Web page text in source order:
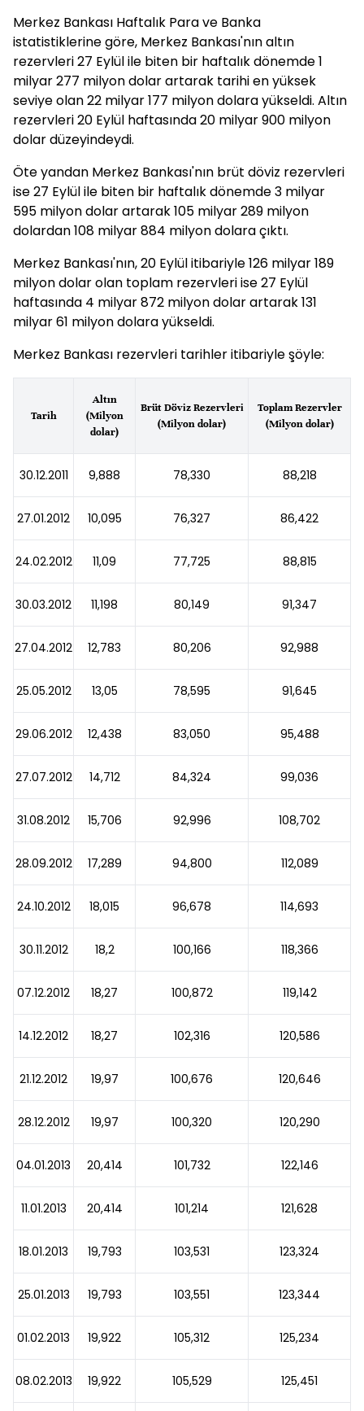
Merkez Bankası Haftalık Para ve Banka
istatistiklerine göre, Merkez Bankası'nın altın
rezervleri 27 Eylül ile biten bir haftalık dönemde 1
milyar 277 milyon dolar artarak tarihi en yüksek
seviye olan 22 milyar 177 milyon dolara yükseldi. Altın
rezervleri 20 Eylül haftasında 20 milyar 900 milyon
dolar düzeyindeydi.
Öte yandan Merkez Bankası'nın brüt döviz rezervleri
ise 27 Eylül ile biten bir haftalık dönemde 3 milyar
595 milyon dolar artarak 105 milyar 289 milyon
dolardan 108 milyar 884 milyon dolara çıktı.
Merkez Bankası'nın, 20 Eylül itibariyle 126 milyar 189
milyon dolar olan toplam rezervleri ise 27 Eylül
haftasında 4 milyar 872 milyon dolar artarak 131
milyar 61 milyon dolara yükseldi.
Merkez Bankası rezervleri tarihler itibariyle şöyle:
Tarih
Altın
(Milyon
dolar)
Brüt Döviz Rezervleri
(Milyon dolar)
Toplam Rezervler
(Milyon dolar)
30.12.2011 9,888 78,330 88,218
27.01.2012 10,095 76,327 86,422
24.02.2012 11,09 77,725 88,815
30.03.2012 11,198 80,149 91,347
27.04.2012 12,783 80,206 92,988
25.05.2012 13,05 78,595 91,645
29.06.2012 12,438 83,050 95,488
27.07.2012 14,712 84,324 99,036
31.08.2012 15,706 92,996 108,702
28.09.2012 17,289 94,800 112,089
24.10.2012 18,015 96,678 114,693
30.11.2012 18,2 100,166 118,366
07.12.2012 18,27 100,872 119,142
14.12.2012 18,27 102,316 120,586
21.12.2012 19,97 100,676 120,646
28.12.2012 19,97 100,320 120,290
04.01.2013 20,414 101,732 122,146
11.01.2013 20,414 101,214 121,628
18.01.2013 19,793 103,531 123,324
25.01.2013 19,793 103,551 123,344
01.02.2013 19,922 105,312 125,234
08.02.2013 19,922 105,529 125,451